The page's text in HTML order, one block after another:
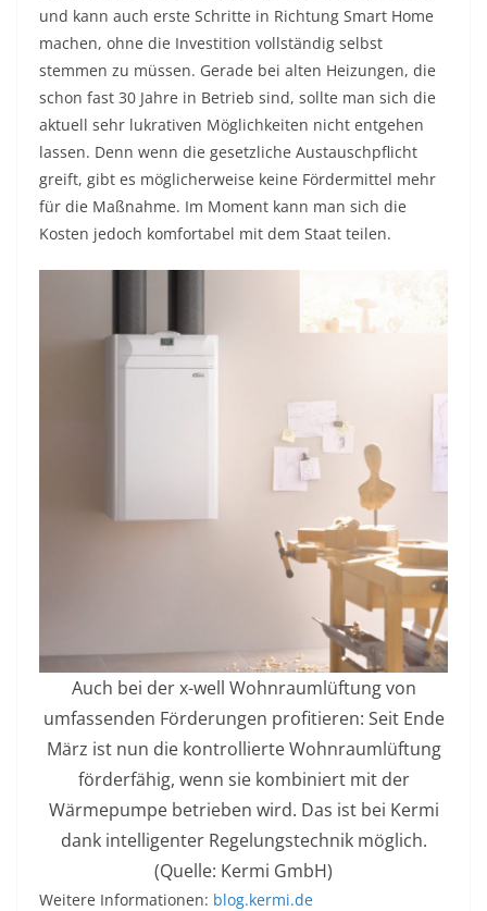
und kann auch erste Schritte in Richtung Smart Home
machen, ohne die Investition vollständig selbst
stemmen zu müssen. Gerade bei alten Heizungen, die
schon fast 30 Jahre in Betrieb sind, sollte man sich die
aktuell sehr lukrativen Möglichkeiten nicht entgehen
lassen. Denn wenn die gesetzliche Austauschpflicht
greift, gibt es möglicherweise keine Fördermittel mehr
für die Maßnahme. Im Moment kann man sich die
Kosten jedoch komfortabel mit dem Staat teilen.
Auch bei der x-well Wohnraumlüftung von
umfassenden Förderungen profitieren: Seit Ende
März ist nun die kontrollierte Wohnraumlüftung
förderfähig, wenn sie kombiniert mit der
Wärmepumpe betrieben wird. Das ist bei Kermi
dank intelligenter Regelungstechnik möglich.
(Quelle: Kermi GmbH)
Weitere Informationen: blog.kermi.de